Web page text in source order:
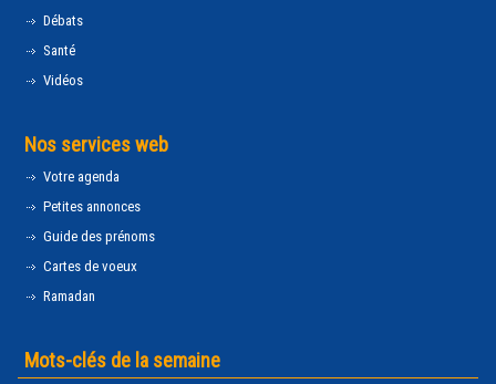
Débats
Santé
Vidéos
Nos services web
Votre agenda
Petites annonces
Guide des prénoms
Cartes de voeux
Ramadan
Mots-clés de la semaine